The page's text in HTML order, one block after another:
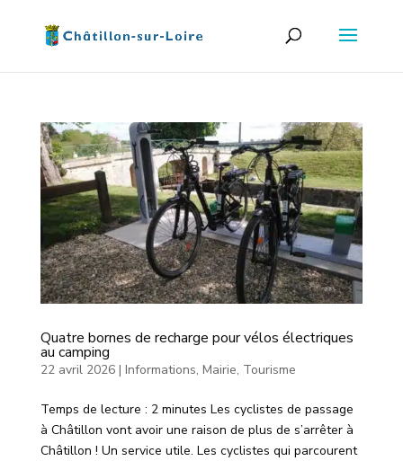
Quatre bornes de recharge pour vélos électriques
au camping
22 avril 2026| Informations, Mairie, Tourisme
Temps de lecture : 2 minutes Les cyclistes de passage
à Châtillon vont avoir une raison de plus de s’arrêter à
Châtillon ! Un service utile. Les cyclistes qui parcourent